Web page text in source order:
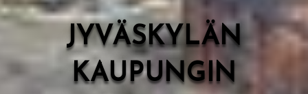
JYVÄSKYLÄN
KAUPUNGIN